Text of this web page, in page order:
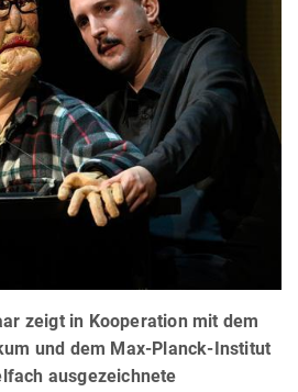
zeigt in Kooperation mit dem
und dem Max-Planck-Institut
ausgezeichnete